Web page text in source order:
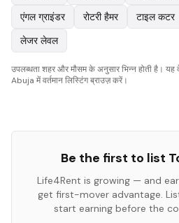
एंगल ग्राइंडर
रोटरी हैमर टाइल कटर
लेजर लेवल
उपलब्धता शहर और मौसम के अनुसार भिन्न होती है।
Abuja में वर्तमान लिस्टिंग ब्राउज़ करें।
Be the first to list
Life4Rent is growing — and
get first-mover advantage.
start earning before the